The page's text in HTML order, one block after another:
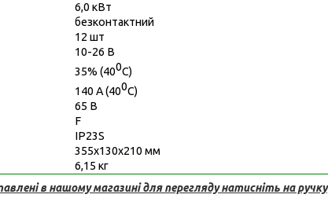
6,0 кВт
безконтактний
12 шт
10-26 В
35% (400С)
140 А (400С)
65 В
F
IP23S
355х130х210 мм
6,15 кг
в нашому магазині для перегляду натисніть на ручку